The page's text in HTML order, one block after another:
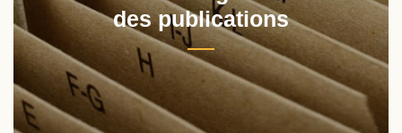
des publications